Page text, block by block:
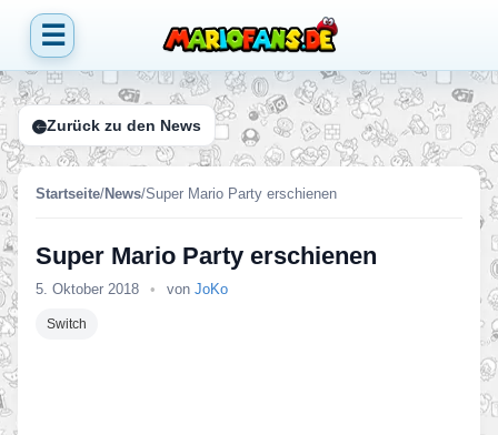
☰
Zurück zu den News
Startseite/News/Super Mario Party erschienen
Super Mario Party erschienen
5. Oktober 2018 • von JoKo
Switch